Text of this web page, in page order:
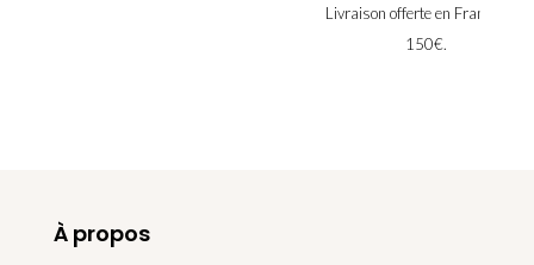
Livraison offerte en France dès
150€.
À propos